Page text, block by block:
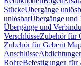
StückeÜbergänge
unlösbarÜbergänge und
Übergänge und
VerschlüsseZubehör für
Zubehör für Geberit
Anschlüsse
RohreBefestigungen für